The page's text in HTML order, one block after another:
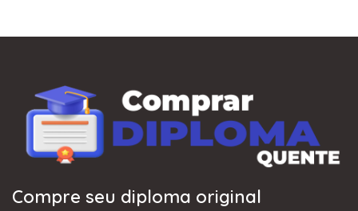
Compre seu diploma original